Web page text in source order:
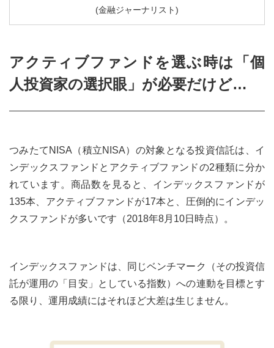
(金融ジャーナリスト)
アクティブファンドを選ぶ時は「個
人投資家の選択眼」が必要だけど…
つみたてNISA（積立NISA）の対象となる投資信託は、イ
ンデックスファンドとアクティブファンドの2種類に分か
れています。商品数を見ると、インデックスファンドが
135本、アクティブファンドが17本と、圧倒的にインデッ
クスファンドが多いです（2018年8月10日時点）。
インデックスファンドは、同じベンチマーク（その投資信
託が運用の「目安」としている指数）への連動を目標とす
る限り、運用成績にはそれほど大差は生じません。